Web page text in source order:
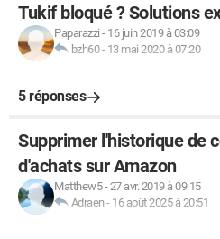
Tukif bloqué ? Solutions
Paparazzi - 16 juin 2019 à 03:09
bzh60- 13 mai 2020 à 07:20
5 réponses
Supprimer l'historique de
d'achats sur Amazon
Matthew5-27 avr. 2019 à 09:15
Adraen- 16 août 2025 à 20:51